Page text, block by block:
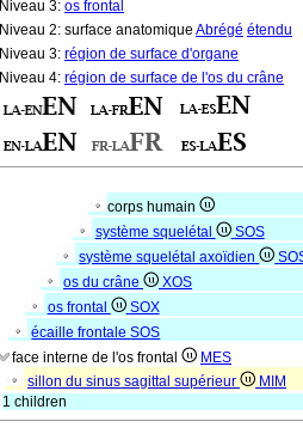
Niveau 3: os frontal
Niveau 2: surface anatomique Abrégé étendu
Niveau 3: région de surface d'organe
Niveau 4: région de surface de l'os du crâne
corps humain
système squelétal
SOS
système squelétal axoïdien
os du crâne
XOS
os frontal
SOX
écaille frontaleSOS
face interne de l'os frontal
MES
sillon du sinus sagittal supérieur
MIM
1 children